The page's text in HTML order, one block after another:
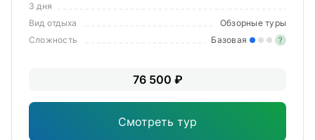
3 дня
Вид отдыха
Обзорные туры
Сложность
Базовая ?
76 500 ₽
Смотреть тур